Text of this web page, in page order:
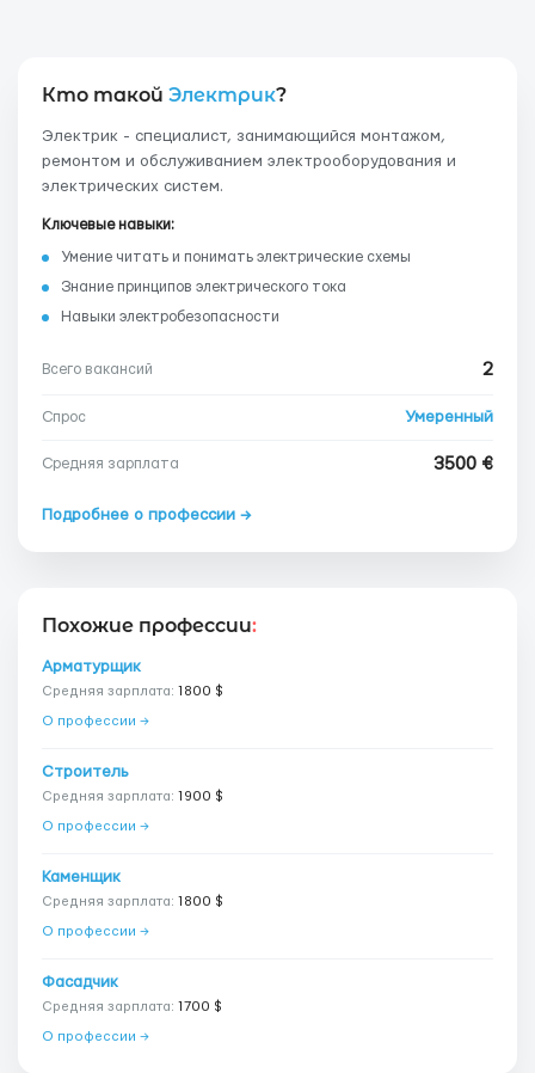
Кто такой Электрик?
Электрик - специалист, занимающийся монтажом,
ремонтом и обслуживанием электрооборудования и
электрических систем.
Ключевые навыки:
Умение читать и понимать электрические схемы
Знание принципов электрического тока
Навыки электробезопасности
Всего вакансий 2
Спрос Умеренный
Средняя зарплата 3500 €
Подробнее о профессии →
Похожие профессии:
Арматурщик
Средняя зарплата: 1800 $
О профессии →
Строитель
Средняя зарплата: 1900 $
О профессии →
Каменщик
Средняя зарплата: 1800 $
О профессии →
Фасадчик
Средняя зарплата: 1700 $
О профессии →